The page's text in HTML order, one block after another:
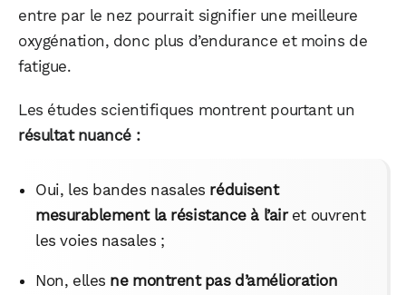
entre par le nez pourrait signifier une meilleure
oxygénation, donc plus d’endurance et moins de
fatigue.
Les études scientifiques montrent pourtant un
résultat nuancé :
Oui, les bandes nasales réduisent
mesurablement la résistance à l’airet ouvrent
les voies nasales ;
Non, elles ne montrent pas d’amélioration